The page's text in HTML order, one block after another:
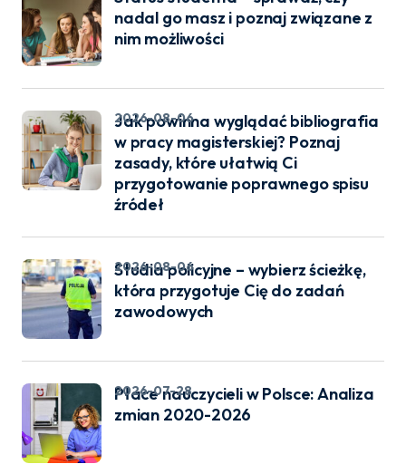
nadal go masz i poznaj związane z
nim możliwości
Jak powinna wyglądać bibliografia
w pracy magisterskiej? Poznaj
zasady, które ułatwią Ci
przygotowanie poprawnego spisu
źródeł
2026-08-06
Studia policyjne – wybierz ścieżkę,
która przygotuje Cię do zadań
zawodowych
2026-08-06
Płace nauczycieli w Polsce: Analiza
zmian 2020-2026
2026-07-28